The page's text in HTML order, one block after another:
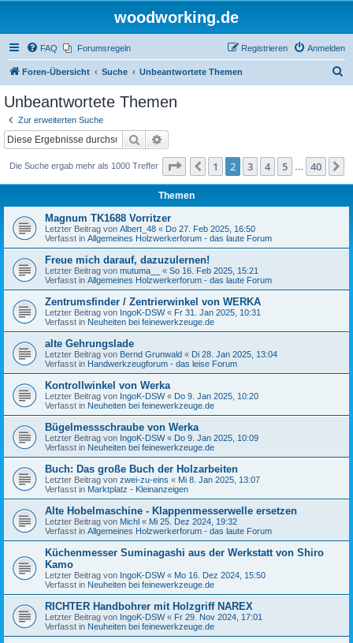
woodworking.de
FAQ Forumsregeln Anmelden
Registrieren
Foren-Übersicht Suche Unbeantwortete Themen
Unbeantwortete Themen
Zur erweiterten Suche
Suche
Die Suche ergab mehr als 1000 Treffer Seite von
Vorherige
1 2 3 4 5 40
Themen
Magnum TK1688 Vorritzer
Letzter Beitrag von Albert_48 « Do 27. Feb 2025, 16:50
Verfasst in Allgemeines Holzwerkerforum - das laute Forum
Freue mich darauf, dazuzulernen!
Letzter Beitrag von mutuma__ « So 16. Feb 2025, 15:21
Verfasst in Allgemeines Holzwerkerforum - das laute Forum
Zentrumsfinder / Zentrierwinkel von WERKA
Letzter Beitrag von IngoK-DSW« Fr 31. Jan 2025, 10:31
Verfasst in Neuheiten bei feinewerkzeuge.de
alte Gehrungslade
Letzter Beitrag von Bernd Grunwald « Di 28. Jan 2025, 13:04
Verfasst in Handwerkzeugforum - das leise Forum
Kontrollwinkel von Werka
Letzter Beitrag von IngoK-DSW« Do 9. Jan 2025, 10:20
Verfasst in Neuheiten bei feinewerkzeuge.de
Bügelmessschraube von Werka
Letzter Beitrag von IngoK-DSW« Do 9. Jan 2025, 10:09
Verfasst in Neuheiten bei feinewerkzeuge.de
Buch: Das große Buch der Holzarbeiten
Letzter Beitrag von zwei-zu-eins « Mi 8. Jan 2025, 13:07
Verfasst in Marktplatz - Kleinanzeigen
Alte Hobelmaschine - Klappenmesserwelle ersetzen
Letzter Beitrag von Michl « Mi 25. Dez 2024, 19:32
Verfasst in Allgemeines Holzwerkerforum - das laute Forum
Küchenmesser Suminagashi aus der Werkstatt von Shiro
Kamo
Letzter Beitrag von IngoK-DSW« Mo 16. Dez 2024, 15:50
Verfasst in Neuheiten bei feinewerkzeuge.de
RICHTER Handbohrer mit Holzgriff NAREX
Letzter Beitrag von IngoK-DSW« Fr 29. Nov 2024, 17:01
Verfasst in Neuheiten bei feinewerkzeuge.de